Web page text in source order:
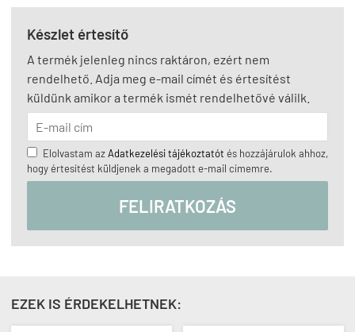
Készlet értesítő
A termék jelenleg nincs raktáron, ezért nem
rendelhető. Adja meg e-mail címét és értesítést
küldünk amikor a termék ismét rendelhetővé válilk.
Elolvastam azAdatkezelési tájékoztatót és hozzájárulok ahhoz,
hogy értesítést küldjenek a megadott e-mail címemre.
FELIRATKOZÁS
EZEK IS ÉRDEKELHETNEK: